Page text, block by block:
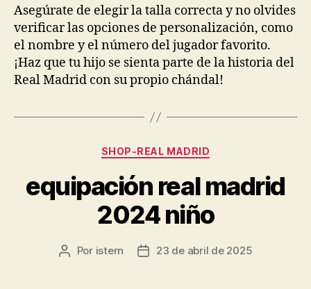
Asegúrate de elegir la talla correcta y no olvides
verificar las opciones de personalización, como
el nombre y el número del jugador favorito.
¡Haz que tu hijo se sienta parte de la historia del
Real Madrid con su propio chándal!
Categorías
SHOP-REAL MADRID
equipación real madrid
2024 niño
Autor
Por istern
Fecha23 de abril de 2025